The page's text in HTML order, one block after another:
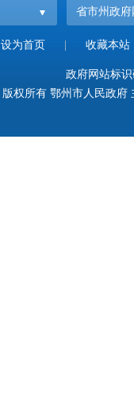
省市州政府
设为首页 收藏本站
政府网站标
版权所有 鄂州市人民政府